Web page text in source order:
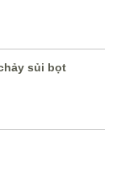
sủi bọt